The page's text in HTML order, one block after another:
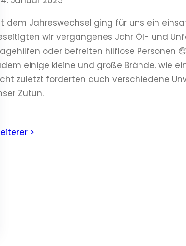
dem Jahreswechsel ging für uns ein
wir vergangenes Jahr Öl- und
oder befreiten hilflose Personen
einige kleine und große Brände, wie
zuletzt forderten auch verschiedene
Zutun.
>